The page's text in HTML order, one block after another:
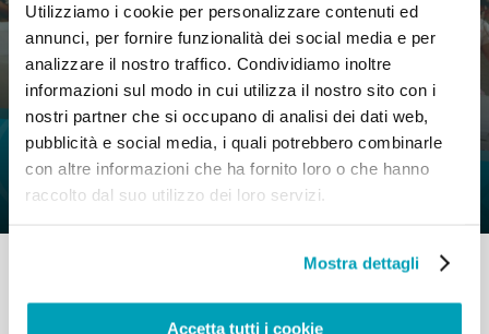
Utilizziamo i cookie per personalizzare contenuti ed
annunci, per fornire funzionalità dei social media e per
analizzare il nostro traffico. Condividiamo inoltre
informazioni sul modo in cui utilizza il nostro sito con i
nostri partner che si occupano di analisi dei dati web,
pubblicità e social media, i quali potrebbero combinarle
con altre informazioni che ha fornito loro o che hanno
raccolto dal suo utilizzo dei loro servizi.
Mostra dettagli
Accetta tutti i cookie
12 Agosto 2020 | ByMr_admin | 0
Comments |
Sezione M&R – Condividere per